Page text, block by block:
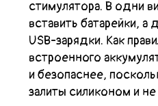
стимулятора. В одни
вставить батарейки, а
USB-зарядки. Как
встроенного
и безопаснее,
залиты силиконом и